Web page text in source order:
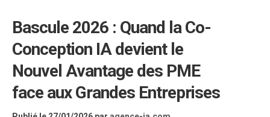
Bascule 2026 : Quand la Co-
Conception IA devient le
Nouvel Avantage des PME
face aux Grandes Entreprises